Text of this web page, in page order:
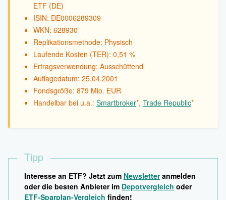
ETF (DE)
ISIN: DE0006289309
WKN: 628930
Replikationsmethode: Physisch
Laufende Kosten (TER): 0,51 %
Ertragsverwendung: Ausschüttend
Auflagedatum: 25.04.2001
Fondsgröße: 879 Mio. EUR
Handelbar bei u.a.: Smartbroker*, Trade Republic*
Tipp
Interesse an ETF? Jetzt zum Newsletteranmelden
oder die besten Anbieter im Depotvergleich oder
ETF-Sparplan-Vergleich finden!